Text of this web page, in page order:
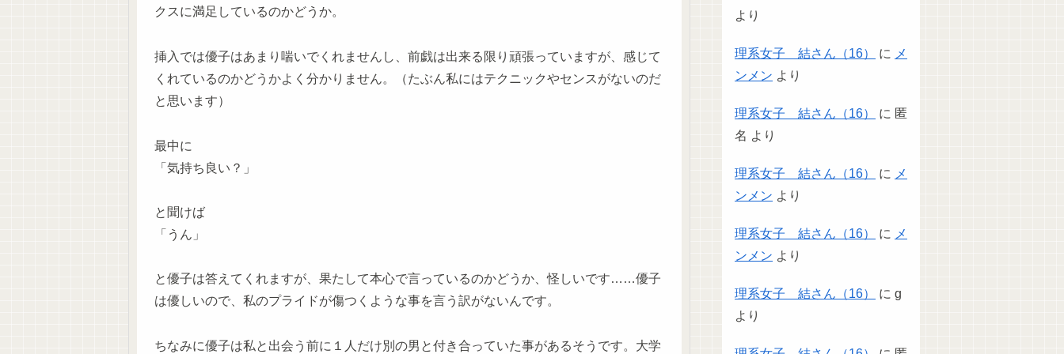
クスに満足しているのかどうか。
挿入では優子はあまり喘いでくれませんし、前戯は出来る限り頑張っていますが、感じて
くれているのかどうかよく分かりません。（たぶん私にはテクニックやセンスがないのだ
と思います）
最中に
「気持ち良い？」
と聞けば
「うん」
と優子は答えてくれますが、果たして本心で言っているのかどうか、怪しいです……優子
は優しいので、私のプライドが傷つくような事を言う訳がないんです。
ちなみに優子は私と出会う前に１人だけ別の男と付き合っていた事があるそうです。大学
より
理系女子 結さん（16） に メ
ンメン より
理系女子 結さん（16） に 匿
名 より
理系女子 結さん（16） に メ
ンメン より
理系女子 結さん（16） に メ
ンメン より
理系女子 結さん（16） に g
より